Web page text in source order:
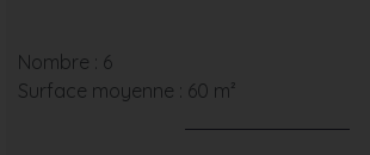
Nombre : 6
Surface moyenne : 60 m²